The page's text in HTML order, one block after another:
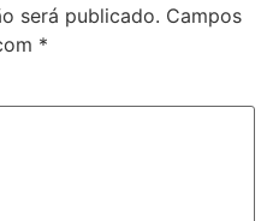
será publicado. Campos
*